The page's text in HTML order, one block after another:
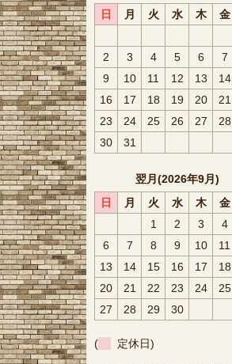
日
月 火 水 木 金
2
3 4 5 6 7
9
10 11 12 13 14
16
17 18 19 20 21
23
24 25 26 27 28
30
31
翌月(2026年9月)
日
月 火 水 木 金
1
2 3 4
6
7 8 9 10 11
13
14 15 16 17 18
20
21 22 23 24 25
27
28 29 30
( 定休日)